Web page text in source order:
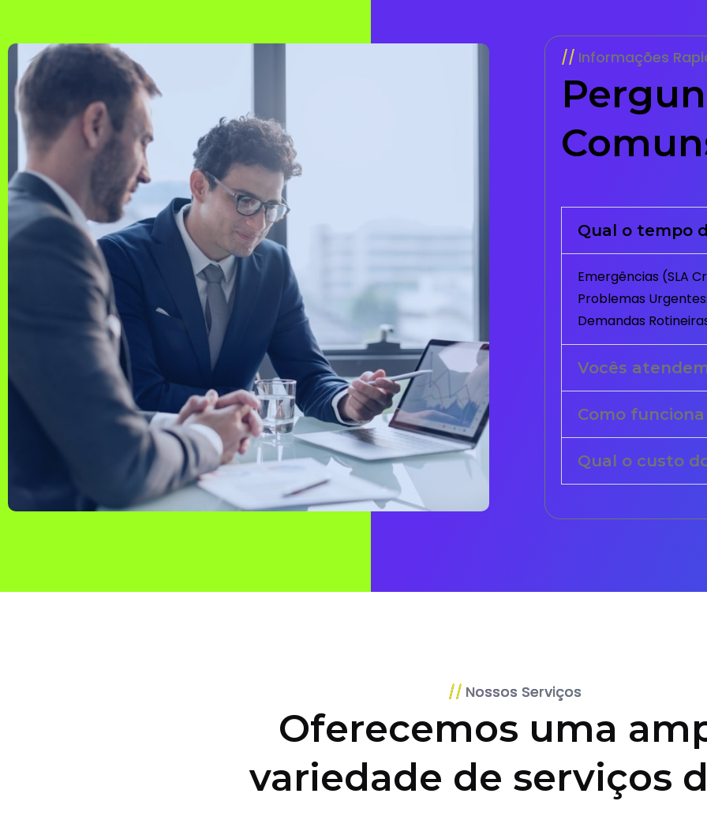
Informações
Qual o tempo
Emergências (SLA
Problemas
Demandas
Vocês
Como
Qual o custo
Nossos Serviços
Oferecemos uma
variedade de serviços